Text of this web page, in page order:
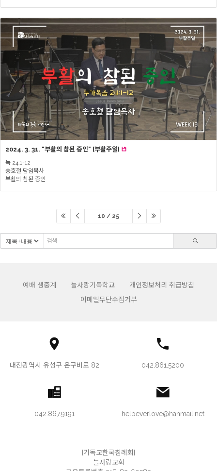
2024. 3. 31. "부활의 참된 증인" [부활주일]
눅 24:1-12
송호철 담임목사
부활의 참된 증인
10 / 25
예배 생중계 늘사랑기독학교
개인정보처리 취급방침
이메일무단수집거부
대전광역시 유성구 은구비로 82 042.861.5200
042.867.9191 helpeverlove@hanmail.net
[기독교한국침례회]
늘사랑교회